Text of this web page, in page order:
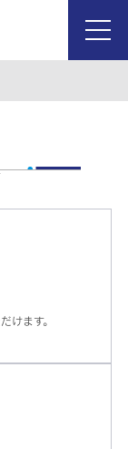
menu
けます。